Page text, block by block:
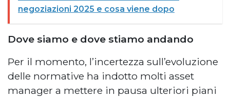
negoziazioni 2025 e cosa viene dopo
Dove siamo e dove stiamo andando
Per il momento, l’incertezza sull’evoluzione
delle normative ha indotto molti asset
manager a mettere in pausa ulteriori piani